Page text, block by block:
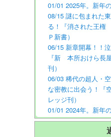
01/01 2025年。新年
08/15 謎に包まれた
る！『消された王権
Ｐ新書）
06/15 新章開幕！！
『新 本所おけら長
刊）
06/03 稀代の超人・
な密教に出会う！『
レッジ刊）
01/01 2024年。新年